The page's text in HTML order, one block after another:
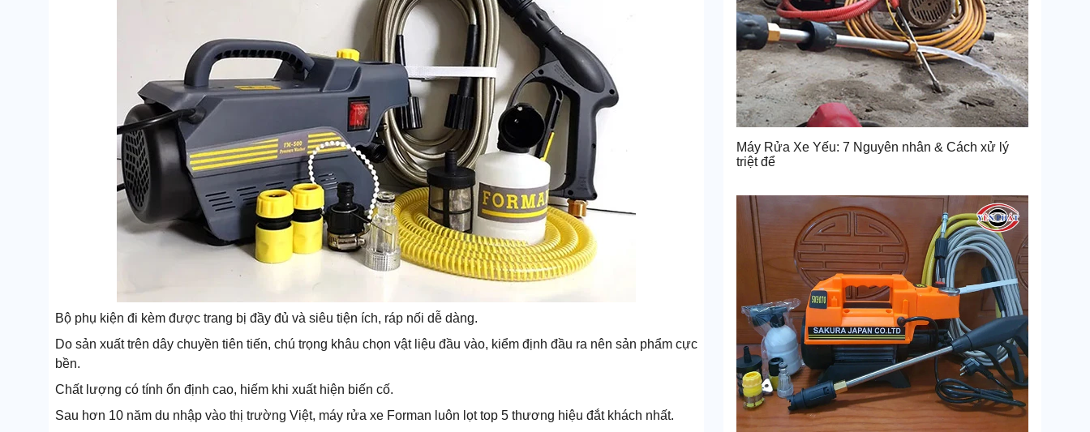
Bộ phụ kiện đi kèm được trang bị đầy đủ và siêu tiện ích, ráp nối dễ dàng.
Do sản xuất trên dây chuyền tiên tiến, chú trọng khâu chọn vật liệu đầu vào, kiểm định đầu ra nên sản phẩm cực
bền.
Chất lượng có tính ổn định cao, hiếm khi xuất hiện biến cố.
Sau hơn 10 năm du nhập vào thị trường Việt, máy rửa xe Forman luôn lọt top 5 thương hiệu đắt khách nhất.
Máy Rửa Xe Yếu: 7 Nguyên nhân & Cách xử lý
triệt để